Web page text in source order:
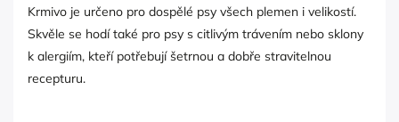
Krmivo je určeno pro dospělé psy všech plemen i velikostí.
Skvěle se hodí také pro psy s citlivým trávením nebo sklony
k alergiím, kteří potřebují šetrnou a dobře stravitelnou
recepturu.